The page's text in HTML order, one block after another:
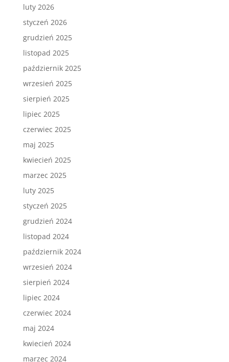
luty 2026
styczeń 2026
grudzień 2025
listopad 2025
październik 2025
wrzesień 2025
sierpień 2025
lipiec 2025
czerwiec 2025
maj 2025
kwiecień 2025
marzec 2025
luty 2025
styczeń 2025
grudzień 2024
listopad 2024
październik 2024
wrzesień 2024
sierpień 2024
lipiec 2024
czerwiec 2024
maj 2024
kwiecień 2024
marzec 2024